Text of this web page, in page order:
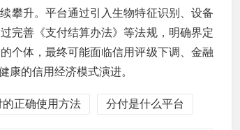
攀升。平台通过引入生物特征识别、设备
完善《支付结算办法》等法规，明确界定
个体，最终可能面临信用评级下调、金融
康的信用经济模式演进。
的正确使用方法 分付是什么平台